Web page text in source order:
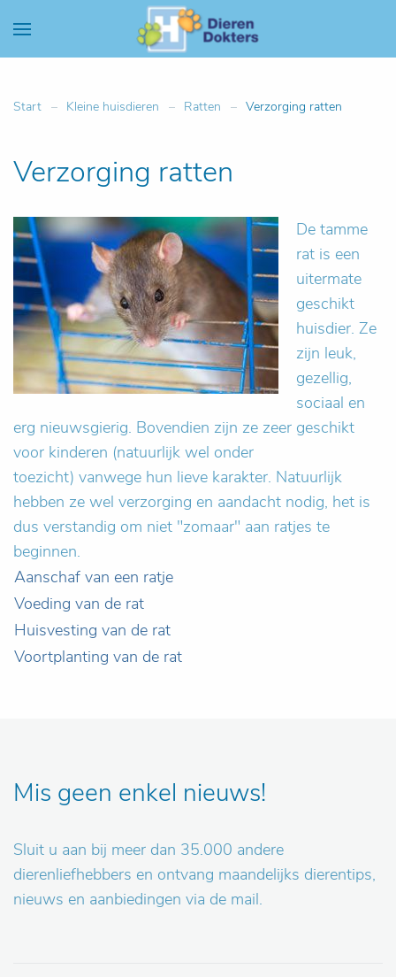
Start Kleine huisdieren Ratten Verzorging ratten
Verzorging ratten
De tamme
rat is een
uitermate
geschikt
huisdier. Ze
zijn leuk,
gezellig,
sociaal en
erg nieuwsgierig. Bovendien zijn ze zeer geschikt
voor kinderen (natuurlijk wel onder
toezicht) vanwege hun lieve karakter. Natuurlijk
hebben ze wel verzorging en aandacht nodig, het is
dus verstandig om niet "zomaar" aan ratjes te
beginnen.
Aanschaf van een ratje
Voeding van de rat
Huisvesting van de rat
Voortplanting van de rat
Mis geen enkel nieuws!
Sluit u aan bij meer dan 35.000 andere
dierenliefhebbers en ontvang maandelijks dierentips,
nieuws en aanbiedingen via de mail.